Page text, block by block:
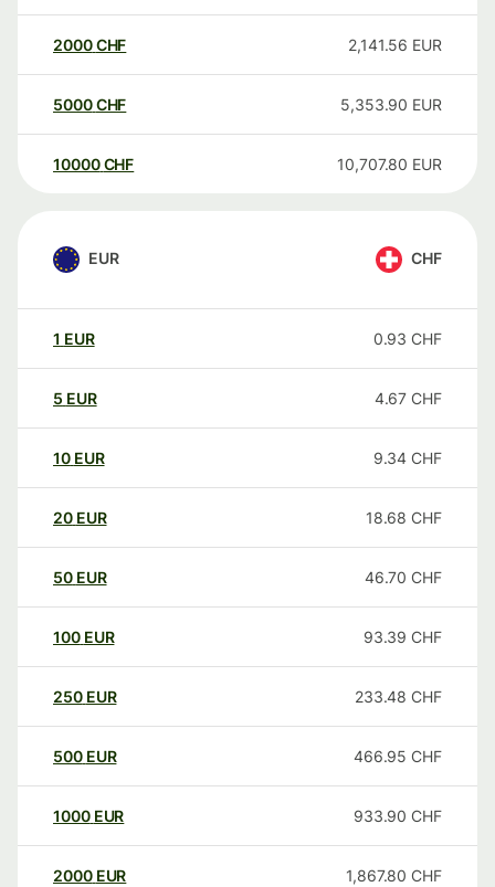
2000CHF 2,141.56 EUR
5000CHF 5,353.90 EUR
10000 CHF 10,707.80 EUR
EUR CHF
1 EUR 0.93 CHF
5 EUR 4.67 CHF
10 EUR 9.34 CHF
20 EUR 18.68 CHF
50 EUR 46.70 CHF
100 EUR 93.39 CHF
250 EUR 233.48 CHF
500 EUR 466.95 CHF
1000 EUR 933.90 CHF
2000 EUR 1,867.80 CHF